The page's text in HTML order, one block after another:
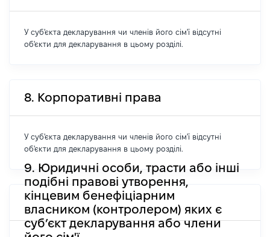
У суб'єкта декларування чи членів його сім'ї відсутні
об'єкти для декларування в цьому розділі.
8. Корпоративні права
У суб'єкта декларування чи членів його сім'ї відсутні
об'єкти для декларування в цьому розділі.
9. Юридичні особи, трасти або інші
подібні правові утворення,
кінцевим бенефіціарним
власником (контролером) яких є
суб’єкт декларування або члени